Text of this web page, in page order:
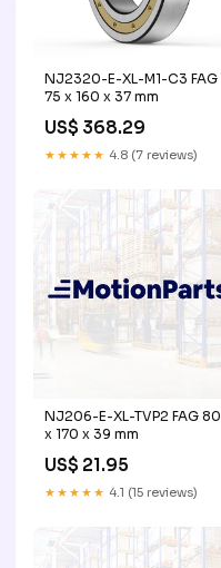
NJ2320-E-XL-M1-C3 FAG
75 x 160 x 37 mm
US$ 368.29
★★★★★ 4.8 (7 reviews)
NJ206-E-XL-TVP2 FAG 80
x 170 x 39 mm
US$ 21.95
★★★★★ 4.1 (15 reviews)